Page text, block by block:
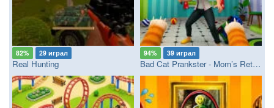
82% 29 играл
Real Hunting
94% 39 играл
Bad Cat Prankster - Mom’s Return